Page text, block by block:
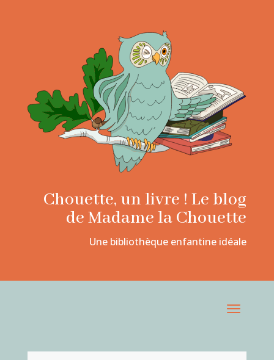
Chouette, un livre ! Le blog
de Madame la Chouette
Une bibliothèque enfantine idéale